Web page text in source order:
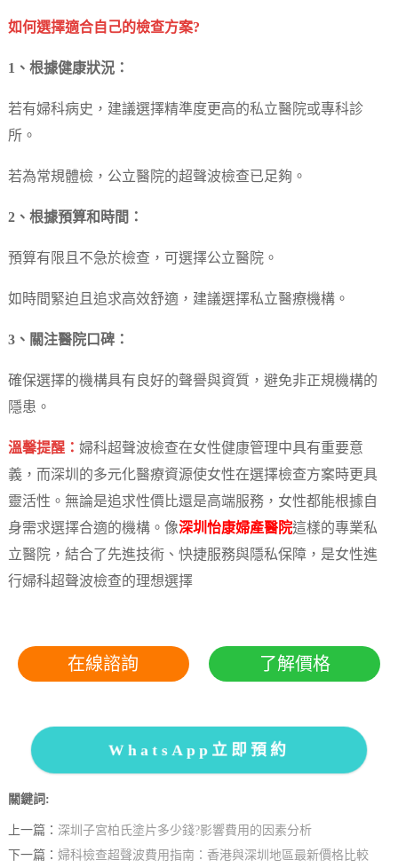
如何選擇適合自己的檢查方案?
1、根據健康狀況：
若有婦科病史，建議選擇精準度更高的私立醫院或專科診
所。
若為常規體檢，公立醫院的超聲波檢查已足夠。
2、根據預算和時間：
預算有限且不急於檢查，可選擇公立醫院。
如時間緊迫且追求高效舒適，建議選擇私立醫療機構。
3、關注醫院口碑：
確保選擇的機構具有良好的聲譽與資質，避免非正規機構的
隱患。
溫馨提醒： 婦科超聲波檢查在女性健康管理中具有重要意
義，而深圳的多元化醫療資源使女性在選擇檢查方案時更具
靈活性。無論是追求性價比還是高端服務，女性都能根據自
身需求選擇合適的機構。像深圳怡康婦產醫院這樣的專業私
立醫院，結合了先進技術、快捷服務與隱私保障，是女性進
行婦科超聲波檢查的理想選擇
在線諮詢 了解價格
WhatsApp立即預約
關鍵詞:
上一篇： 深圳子宮柏氏塗片多少錢?影響費用的因素分析
下一篇： 婦科檢查超聲波費用指南：香港與深圳地區最新價格比較